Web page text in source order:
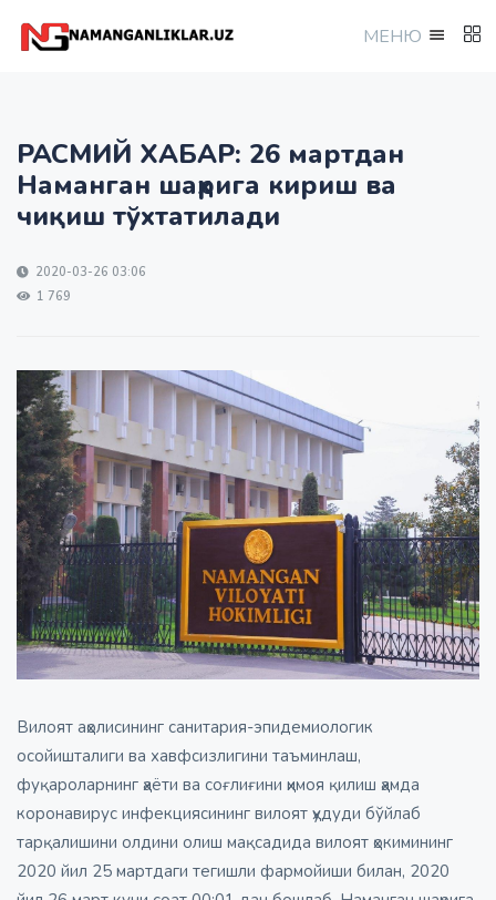
МEНЮ
РАСМИЙ ХАБАР: 26 мартдан
Наманган шаҳрига кириш ва
чиқиш тўхтатилади
2020-03-26 03:06
1 769
Вилоят аҳолисининг санитария-эпидемиологик
осойишталиги ва хавфсизлигини таъминлаш,
фуқароларнинг ҳаёти ва соғлиғини ҳимоя қилиш ҳамда
коронавирус инфекциясининг вилоят ҳудуди бўйлаб
тарқалишини олдини олиш мақсадида вилоят ҳокимининг
2020 йил 25 мартдаги тегишли фармойиши билан, 2020